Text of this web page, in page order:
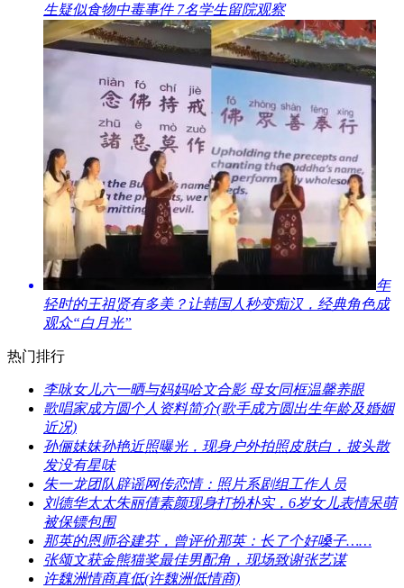
生疑似食物中毒事件 7名学生留院观察
​年
轻时的王祖贤有多美？让韩国人秒变痴汉，经典角色成
观众“白月光”
热门排行
​李咏女儿六一晒与妈妈哈文合影 母女同框温馨养眼
​歌唱家成方圆个人资料简介(歌手成方圆出生年龄及婚姻
近况)
​孙俪妹妹孙艳近照曝光，现身户外拍照皮肤白，披头散
发没有星味
​朱一龙团队辟谣网传恋情：照片系剧组工作人员
​刘德华太太朱丽倩素颜现身打扮朴实，6岁女儿表情呆萌
被保镖包围
​那英的恩师谷建芬，曾评价那英：长了个好嗓子……
​张颂文获金熊猫奖最佳男配角，现场致谢张艺谋
​许魏洲情商真低(许魏洲低情商)